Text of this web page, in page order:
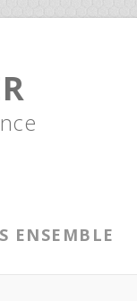
ENSEMBLE